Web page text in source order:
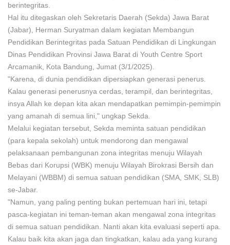
berintegritas.
Hal itu ditegaskan oleh Sekretaris Daerah (Sekda) Jawa Barat
(Jabar), Herman Suryatman dalam kegiatan Membangun
Pendidikan Berintegritas pada Satuan Pendidikan di Lingkungan
Dinas Pendidikan Provinsi Jawa Barat di Youth Centre Sport
Arcamanik, Kota Bandung, Jumat (3/1/2025).
"Karena, di dunia pendidikan dipersiapkan generasi penerus.
Kalau generasi penerusnya cerdas, terampil, dan berintegritas,
insya Allah ke depan kita akan mendapatkan pemimpin-pemimpin
yang amanah di semua lini," ungkap Sekda.
Melalui kegiatan tersebut, Sekda meminta satuan pendidikan
(para kepala sekolah) untuk mendorong dan mengawal
pelaksanaan pembangunan zona integritas menuju Wilayah
Bebas dari Korupsi (WBK) menuju Wilayah Birokrasi Bersih dan
Melayani (WBBM) di semua satuan pendidikan (SMA, SMK, SLB)
se-Jabar.
"Namun, yang paling penting bukan pertemuan hari ini, tetapi
pasca-kegiatan ini teman-teman akan mengawal zona integritas
di semua satuan pendidikan. Nanti akan kita evaluasi seperti apa.
Kalau baik kita akan jaga dan tingkatkan, kalau ada yang kurang